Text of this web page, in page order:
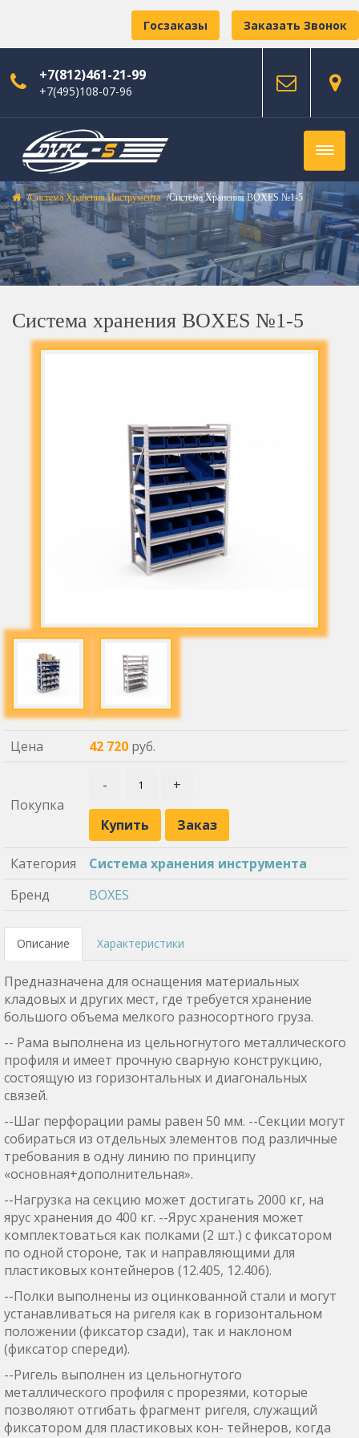
Заказать Звонок
Госзаказы
+7(812)461-21-99
+7(495)108-07-96
Система Хранения Инструмента Система Хранения BOXES №1-5
Система хранения BOXES №1-5
Цена 42 720 руб.
Покупка
- +
Купить Заказ
Категория
Система хранения инструмента
Бренд
BOXES
Описание Характеристики
Предназначена для оснащения материальных
кладовых и других мест, где требуется хранение
большого объема мелкого разносортного груза.
-- Рама выполнена из цельногнутого металлического
профиля и имеет прочную сварную конструкцию,
состоящую из горизонтальных и диагональных
связей.
--Шаг перфорации рамы равен 50 мм. --Секции могут
собираться из отдельных элементов под различные
требования в одну линию по принципу
«основная+дополнительная».
--Нагрузка на секцию может достигать 2000 кг, на
ярус хранения до 400 кг. --Ярус хранения может
комплектоваться как полками (2 шт.) с фиксатором
по одной стороне, так и направляющими для
пластиковых контейнеров (12.405, 12.406).
--Полки выполнены из оцинкованной стали и могут
устанавливаться на ригеля как в горизонтальном
положении (фиксатор сзади), так и наклоном
(фиксатор спереди).
--Ригель выполнен из цельногнутого
металлического профиля с прорезями, которые
позволяют отгибать фрагмент ригеля, служащий
фиксатором для пластиковых кон- тейнеров, когда